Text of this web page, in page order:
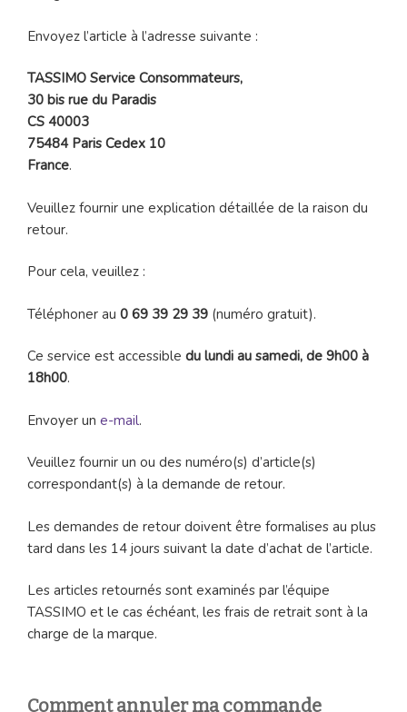
Envoyez l’article à l’adresse suivante :
TASSIMO Service Consommateurs,
30 bis rue du Paradis
CS 40003
75484 Paris Cedex 10
France.
Veuillez fournir une explication détaillée de la raison du
retour.
Pour cela, veuillez :
Téléphoner au 0 69 39 29 39 (numéro gratuit).
Ce service est accessible du lundi au samedi, de 9h00 à
18h00.
Envoyer un e-mail.
Veuillez fournir un ou des numéro(s) d’article(s)
correspondant(s) à la demande de retour.
Les demandes de retour doivent être formalises au plus
tard dans les 14 jours suivant la date d’achat de l’article.
Les articles retournés sont examinés par l’équipe
TASSIMO et le cas échéant, les frais de retrait sont à la
charge de la marque.
Comment annuler ma commande